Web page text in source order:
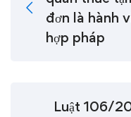
đơn là hành
hợp pháp
Luật 106/